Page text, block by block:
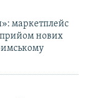
маркетплейс
нових